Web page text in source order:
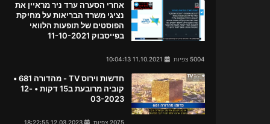
אחרי הסערה ערד ניר מראיין את
נציגי משרד הבריאות על מחיקת
הפוסטים של תופעות הלוואי
בפייסבוק 11-10-2021
5004 צפיות
חדשות וירוס TV - מהדורה 681 •
קוביה מרובעת ב15 דקות • 12-
03-2023
2075 צפיות